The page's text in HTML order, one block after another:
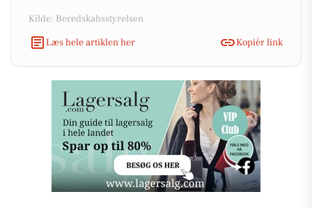
Kilde: Beredskabsstyrelsen
Læs hele artiklen her
Kopiér link